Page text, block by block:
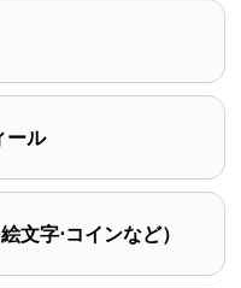
ール
文字⋅コインなど）